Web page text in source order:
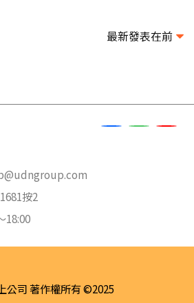
最新發表在前
按2
18:00
公司 著作權所有 ©2025